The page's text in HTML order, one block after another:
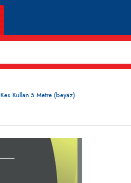
Kes Kullan 5 Metre (beyaz)